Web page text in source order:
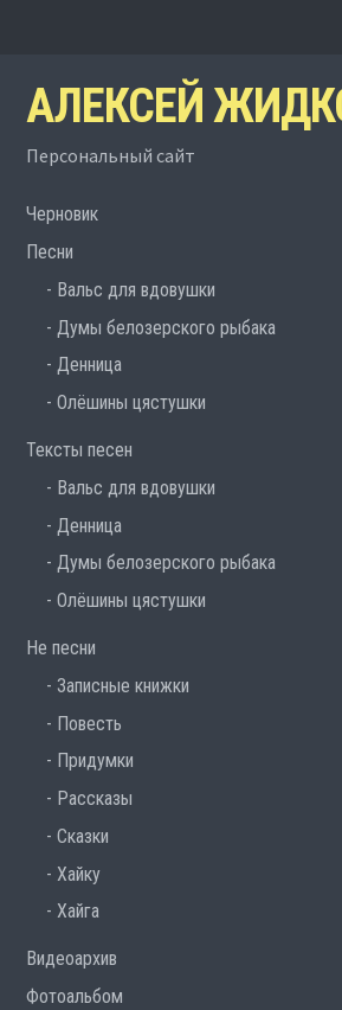
АЛЕКСЕЙ
Персональный сайт
Черновик
Песни
Вальс для вдовушки
Думы белозерского рыбака
Денница
Олёшины цястушки
Тексты песен
Вальс для вдовушки
Денница
Думы белозерского рыбака
Олёшины цястушки
Не песни
Записные книжки
Повесть
Придумки
Рассказы
Сказки
Хайку
Хайга
Видеоархив
Фотоальбом